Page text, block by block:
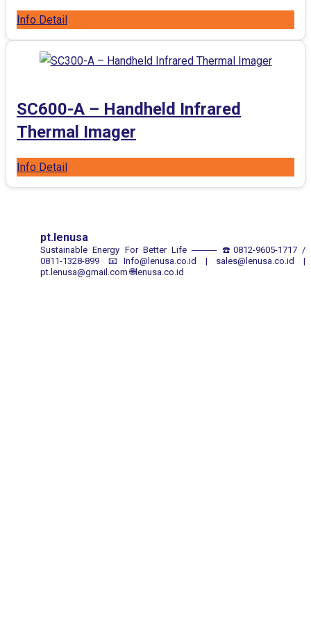
Info Detail
SC600-A – Handheld Infrared
Thermal Imager
Info Detail
pt.lenusa
Sustainable Energy For Better Life ────☎️0812-9605-1717 /
0811-1328-899 📧Info@lenusa.co.id | sales@lenusa.co.id |
pt.lenusa@gmail.com 🌐lenusa.co.id